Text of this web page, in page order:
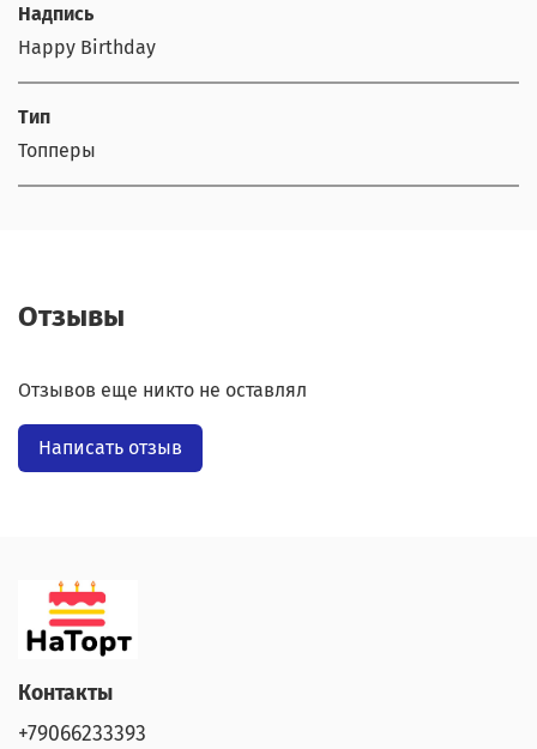
Надпись
Happy Birthday
Тип
Топперы
Отзывы
Отзывов еще никто не оставлял
Написать отзыв
Контакты
+79066233393